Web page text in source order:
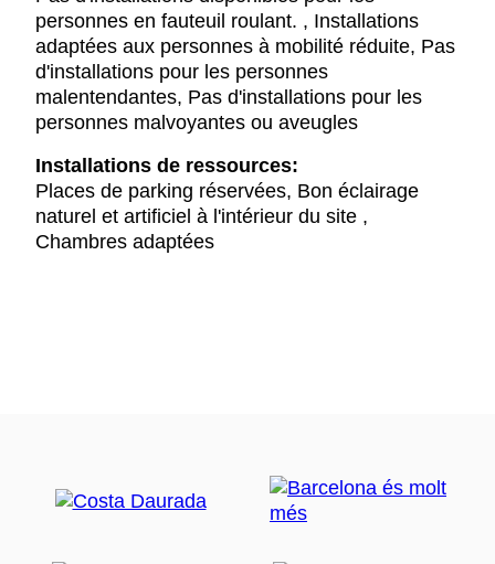
personnes en fauteuil roulant. , Installations
adaptées aux personnes à mobilité réduite, Pas
d'installations pour les personnes
malentendantes, Pas d'installations pour les
personnes malvoyantes ou aveugles
Installations de ressources:
Places de parking réservées, Bon éclairage
naturel et artificiel à l'intérieur du site ,
Chambres adaptées